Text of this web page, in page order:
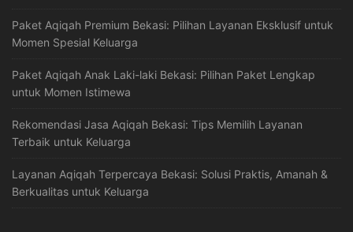
Paket Aqiqah Premium Bekasi: Pilihan Layanan Eksklusif untuk
Momen Spesial Keluarga
Paket Aqiqah Anak Laki-laki Bekasi: Pilihan Paket Lengkap
untuk Momen Istimewa
Rekomendasi Jasa Aqiqah Bekasi: Tips Memilih Layanan
Terbaik untuk Keluarga
Layanan Aqiqah Terpercaya Bekasi: Solusi Praktis, Amanah &
Berkualitas untuk Keluarga